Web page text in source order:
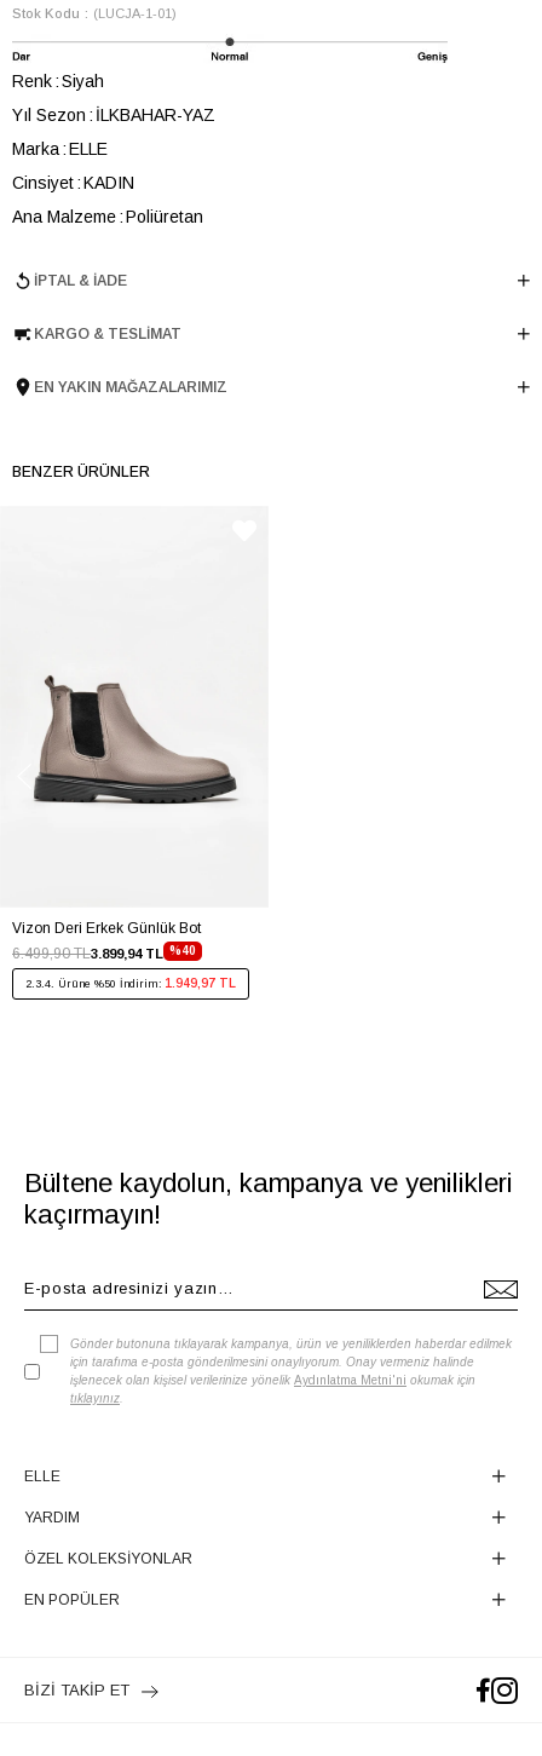
Stok Kodu (LUCJA-1-01)
Renk Siyah
Yıl Sezon
İLKBAHAR-YAZ
Marka ELLE
Cinsiyet KADIN
Ana Malzeme Poliüretan
Topuk Boyu 3.5 cm
Menşei TURKIYE
İPTAL & İADE
KARGO & TESLIMAT
EN YAKIN MAĞAZALARIMIZ
BENZER ÜRÜNLER
Vizon Deri Erkek Günlük Bot
%40
3.899,94 TL
6.499,90 TL
2.3.4. Ürüne %50 İndirim: 1.949,97 TL
Bültene kaydolun, kampanya ve yenilikleri
kaçırmayın!
Gönder butonuna tıklayarak kampanya, ürün ve yeniliklerden haberdar edilmek
için tarafıma e-posta gönderilmesini onaylıyorum. Onay vermeniz halinde
işlenecek olan kişisel verilerinize yönelik Aydınlatma Metni'ni okumak için
tıklayınız
ELLE
YARDIM
ÖZEL KOLEKSİYONLAR
EN POPÜLER
BİZİ TAKİP ET